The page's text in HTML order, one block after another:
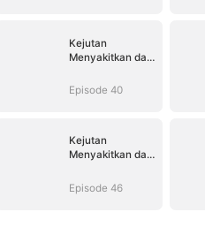
Kejutan
Menyakitkan dari
Episode 40
Kejutan
Menyakitkan dari
Episode 46